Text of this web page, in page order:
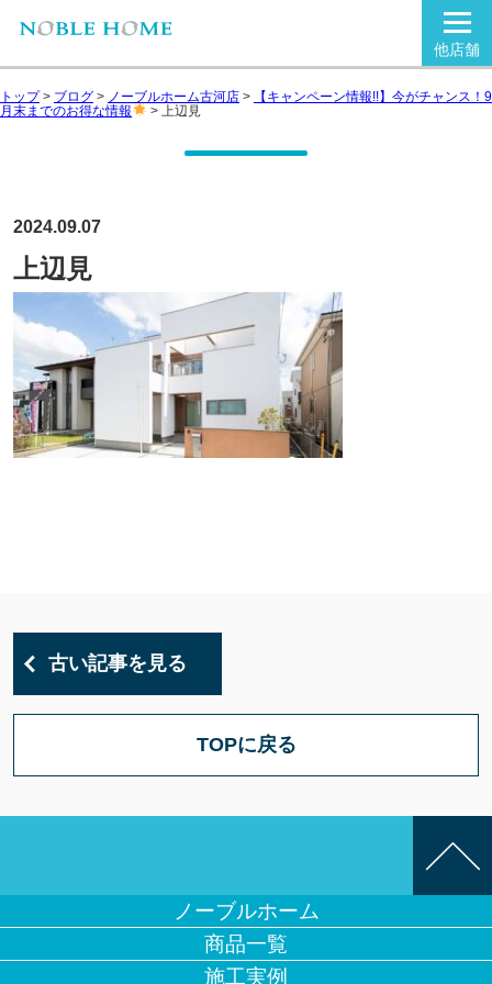
他店舗
トップ> ブログ > ノーブルホーム古河店 >
【キャンペーン情報!!】今がチャンス！9
月末までのお得な情報
> 上辺見
2024.09.07
上辺見
古い記事を見る
TOPに戻る
ノーブルホーム
商品一覧
施工実例